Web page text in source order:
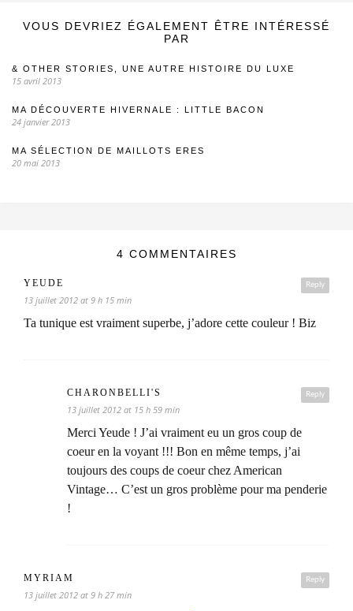
VOUS DEVRIEZ ÉGALEMENT ÊTRE INTÉRESSÉ
PAR
& OTHER STORIES, UNE AUTRE HISTOIRE DU LUXE
15 avril 2013
MA DÉCOUVERTE HIVERNALE : LITTLE BACON
24 janvier 2013
MA SÉLECTION DE MAILLOTS ERES
20 mai 2013
4 COMMENTAIRES
Reply
YEUDE
13 juillet 2012 at 9 h 15 min
Ta tunique est vraiment superbe, j’adore cette couleur ! Biz
Reply
CHARONBELLI'S
13 juillet 2012 at 15 h 59 min
Merci Yeude ! J’ai vraiment eu un gros coup de
coeur en la voyant !!! Bon en même temps, j’ai
toujours des coups de coeur chez American
Vintage… C’est un gros problème pour ma penderie
!
Reply
MYRIAM
13 juillet 2012 at 9 h 27 min